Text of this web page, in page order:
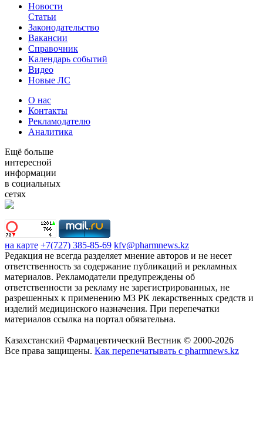
Новости
Статьи
Законодательство
Вакансии
Справочник
Календарь событий
Видео
Новые ЛС
О нас
Контакты
Рекламодателю
Аналитика
Ещё больше
интересной
информации
в социальных
сетях
на карте +7(727) 385-85-69 kfv@pharmnews.kz
Редакция не всегда разделяет мнение авторов и не несет
ответственность за содержание публикаций и рекламных
материалов. Рекламодатели предупреждены об
ответственности за рекламу не зарегистрированных, не
разрешенных к применению МЗ РК лекарственных средств и
изделий медицинского назначения. При перепечатки
материалов ссылка на портал обязательна.
Казахстанский Фармацевтический Вестник © 2000-2026
Все права защищены. Как перепечатывать с pharmnews.kz